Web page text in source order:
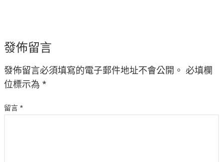
發佈留言
發佈留言必須填寫的電子郵件地址不會公開。 必填欄
位標示為 *
留言 *